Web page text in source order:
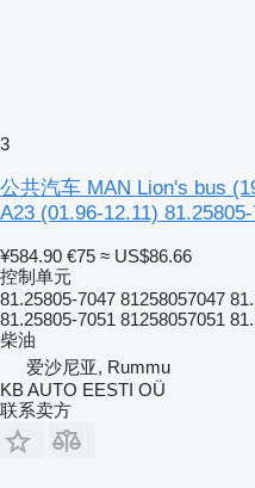
3
公共汽车 MAN Lion's bus
A23 (01.96-12.11)
¥584.90 €75 ≈ US$86.66
控制单元
81.25805-7047 81258057047
81.25805-7051 81258057051
柴油
爱沙尼亚, Rummu
KB AUTO EESTI OÜ
联系卖方